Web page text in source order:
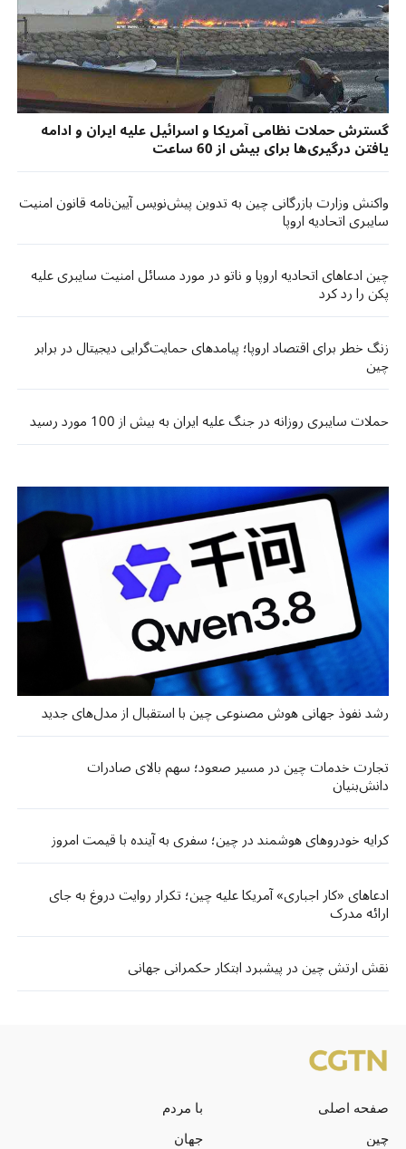
گسترش حملات نظامی آمریکا و اسرائیل علیه ایران و ادامه
یافتن درگیری‌ها برای بیش از 60 ساعت
واکنش وزارت بازرگانی چین به تدوین پیش‌نویس آیین‌نامه قانون امنیت
سایبری اتحادیه اروپا
چین ادعاهای اتحادیه اروپا و ناتو در مورد مسائل امنیت سایبری علیه
پکن را رد کرد
زنگ خطر برای اقتصاد اروپا؛ پیامدهای حمایت‌گرایی دیجیتال در برابر
چین
حملات سایبری روزانه در جنگ علیه ایران به بیش از 100 مورد رسید
رشد نفوذ جهانی هوش مصنوعی چین با استقبال از مدل‌های جدید
تجارت خدمات چین در مسیر صعود؛ سهم بالای صادرات
دانش‌بنیان
کرایه خودروهای هوشمند در چین؛ سفری به آینده با قیمت امروز
ادعاهای «کار اجباری» آمریکا علیه چین؛ تکرار روایت دروغ به جای
ارائه مدرک
نقش ارتش چین در پیشبرد ابتکار حکمرانی جهانی
صفحه اصلی
با مردم
چین
جهان